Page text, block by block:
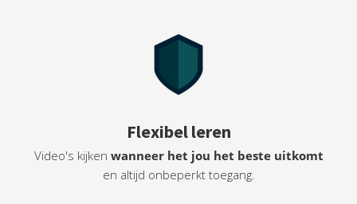
Flexibel leren
Video's kijken wanneer het jou het beste uitkomt
en altijd onbeperkt toegang.